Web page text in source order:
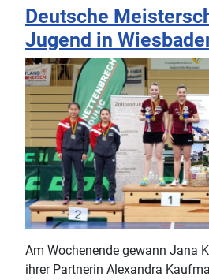
Deutsche
Jugend in
Am Wochenende gewann Jana
ihrer Partnerin Alexandra